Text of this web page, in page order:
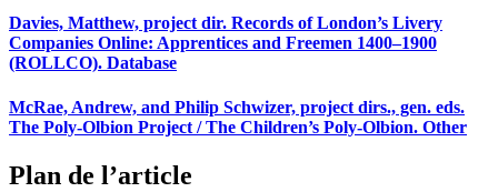
Davies, Matthew, project dir. Records of London’s Livery
Companies Online: Apprentices and Freemen 1400–1900
(ROLLCO). Database
McRae, Andrew, and Philip Schwizer, project dirs., gen. eds.
The Poly-Olbion Project / The Children’s Poly-Olbion. Other
Plan de l’article